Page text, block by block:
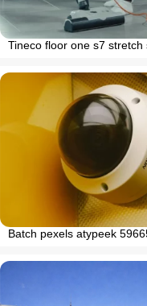
Tineco floor one s7 stretch
Batch pexels atypeek